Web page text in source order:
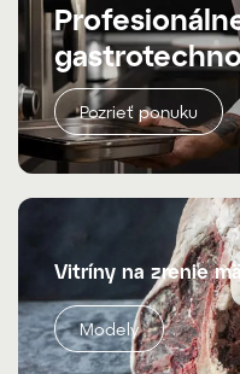
Pozrieť ponuku
Vitríny na zrenie
Modely